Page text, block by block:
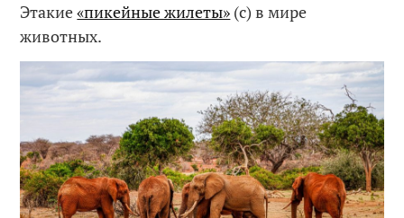
Этакие«пикейные жилеты» (с) в мире
животных.